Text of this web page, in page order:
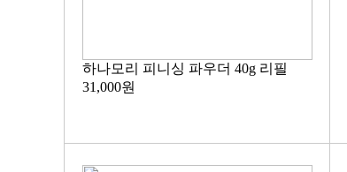
하나모리 피니싱 파우더 40g 리필
31,000원